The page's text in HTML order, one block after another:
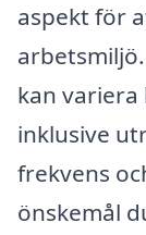
aspekt för
kan
inklusive
frekvens
önskemål